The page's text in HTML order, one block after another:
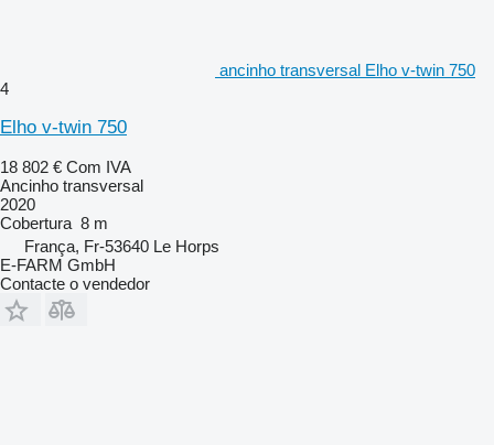
ancinho transversal Elho v-twin 750
4
Elho v-twin 750
18 802 € Com IVA
Ancinho transversal
2020
Cobertura 8 m
França, Fr-53640 Le Horps
E-FARM GmbH
Contacte o vendedor